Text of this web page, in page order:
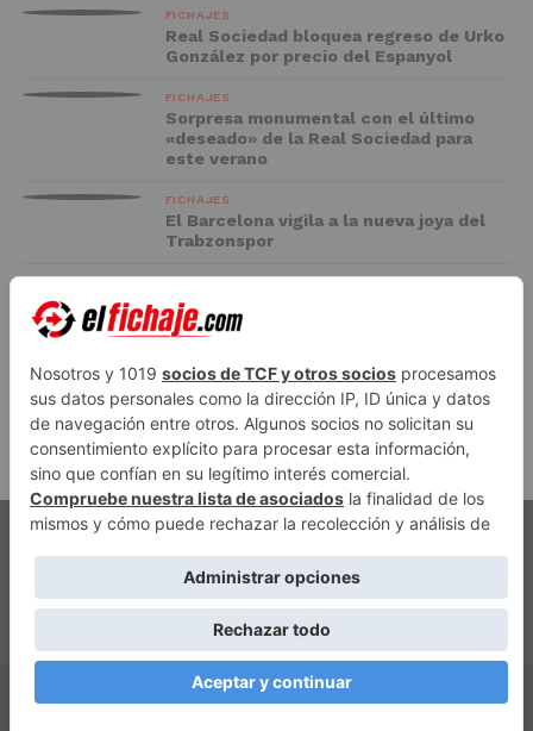
FICHAJES
Real Sociedad bloquea regreso de Urko
González por precio del Espanyol
FICHAJES
Sorpresa monumental con el último
«deseado» de la Real Sociedad para
este verano
FICHAJES
El Barcelona vigila a la nueva joya del
Trabzonspor
FC BARCELONA
El Racing negocia la cesión de Marc
Casadó en su vuelta a Primera División
ADVERTISEMENT
AVISO LEGAL POLÍTICA DE PRIVACIDAD
CONTACTO
POLÍTICA EDITORIAL
QUIÉNES SOMOS
ACCESO REDACCIÓN
Copyright © 2026 El Fichaje. Sitio web propiedad de Syncsells